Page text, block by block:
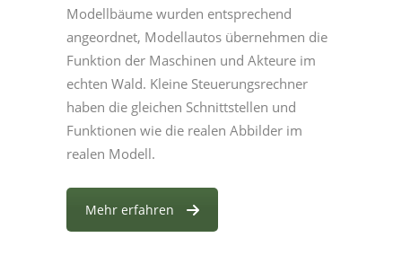
Modellbäume wurden entsprechend
angeordnet, Modellautos übernehmen die
Funktion der Maschinen und Akteure im
echten Wald. Kleine Steuerungsrechner
haben die gleichen Schnittstellen und
Funktionen wie die realen Abbilder im
realen Modell.
Mehr erfahren